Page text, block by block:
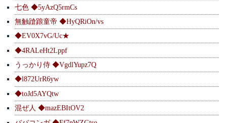
七色 ◆5yAzQ5rmCs
無触蹌踉童帝 ◆HyQRiOn/vs
◆EV0X7vG/Uc★
◆4RALeHt2Lppf
うっかり侍 ◆VgdlYupz7Q
◆l872UrR6yw
◆toJd5AYQtw
混ぜ人 ◆mazEBItOV2